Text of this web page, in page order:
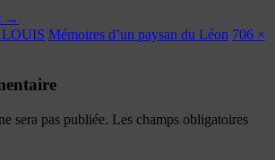
→
Mémoires d’un paysan du Léon 706 ×
sera pas publiée. Les champs obligatoires